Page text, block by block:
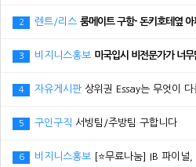
2 렌트/리스 룸메이트 구함- 돈키호테옆 아
3 비지니스홍보 미국입시 비전문가가 너
4 자유게시판 상위권 Essay는 무엇이 다
5 구인구직 서빙팀/주방팀 구합니다
6 비지니스홍보 [⭐무료나눔] IB 파이널, 시